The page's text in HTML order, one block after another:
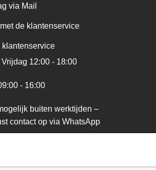
via Mail
de klantenservice
klantenservice
12:00 - 18:00
- 16:00
buiten werktijden –
contact op via WhatsApp